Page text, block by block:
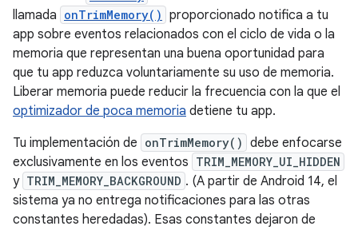
llamada onTrimMemory() proporcionado notifica a tu
app sobre eventos relacionados con el ciclo de vida o la
memoria que representan una buena oportunidad para
que tu app reduzca voluntariamente su uso de memoria.
Liberar memoria puede reducir la frecuencia con la que el
optimizador de poca memoria detiene tu app.
Tu implementación de onTrimMemory() debe enfocarse
exclusivamente en los eventos TRIM_MEMORY_UI_HIDDEN
y TRIM_MEMORY_BACKGROUND . (A partir de Android 14, el
sistema ya no entrega notificaciones para las otras
constantes heredadas). Esas constantes dejaron de